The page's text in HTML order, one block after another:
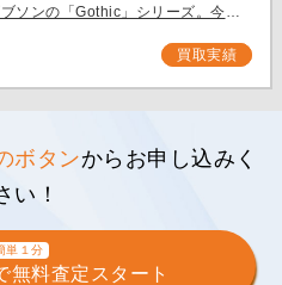
ソンの「Gothic」シリーズ。今回
買取実績
ボタンからお申し込みく
い！
単１分
無料査定スタート